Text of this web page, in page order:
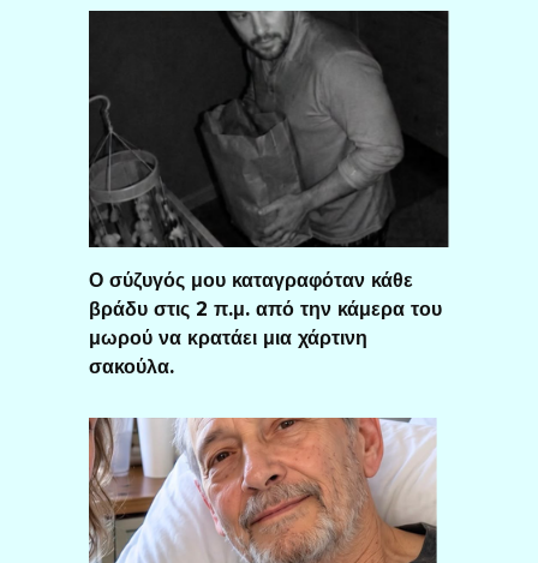
Ο σύζυγός μου καταγραφόταν κάθε
βράδυ στις 2 π.μ. από την κάμερα του
μωρού να κρατάει μια χάρτινη
σακούλα.